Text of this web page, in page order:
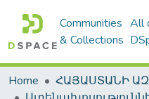
Communities
& Collections
All
Home